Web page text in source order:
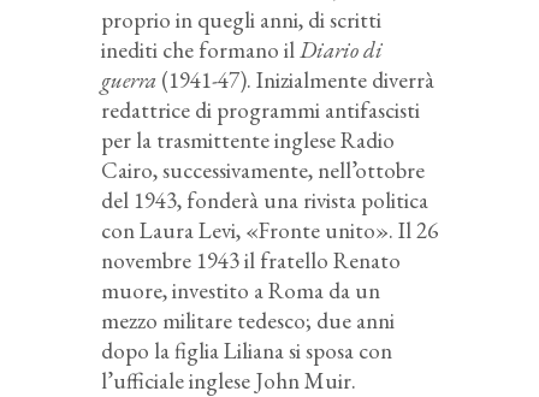
proprio in quegli anni, di scritti
inediti che formano ilDiario di
guerra (1941-47). Inizialmente diverrà
redattrice di programmi antifascisti
per la trasmittente inglese Radio
Cairo, successivamente, nell’ottobre
del 1943, fonderà una rivista politica
con Laura Levi, «Fronte unito». Il 26
novembre 1943 il fratello Renato
muore, investito a Roma da un
mezzo militare tedesco; due anni
dopo la figlia Liliana si sposa con
l’ufficiale inglese John Muir.